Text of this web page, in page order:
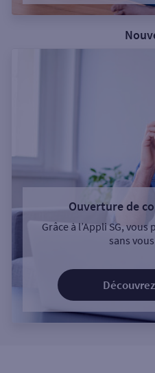
Ouverture de
Grâce à l’Appli SG,
sans